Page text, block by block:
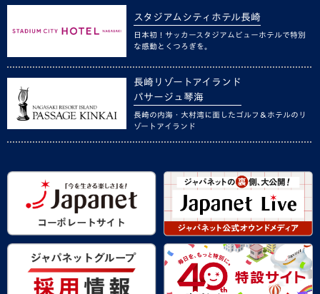
スタジアムシティホテル長崎
日本初！サッカースタジアムビューホテルで特別
な感動とくつろぎを。
長崎リゾートアイランド
パサージュ琴海
長崎の内海・大村湾に面したゴルフ＆ホテルのリ
ゾートアイランド